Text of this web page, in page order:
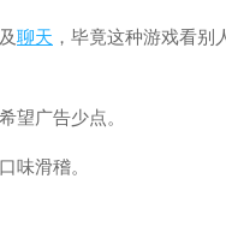
聊天 ，毕竟这种游戏看
望广告少点。
味滑稽。